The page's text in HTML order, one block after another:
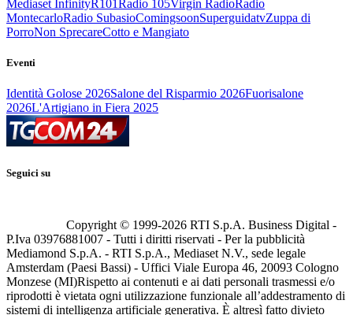
Mediaset InfinityR101 Radio 105Virgin RadioRadio
MontecarloRadio SubasioComingsoonSuperguidatvZuppa di
PorroNon SprecareCotto e Mangiato
Eventi
Identità Golose 2026Salone del Risparmio 2026Fuorisalone
2026L'Artigiano in Fiera 2025
Seguici su
Copyright © 1999-2026 RTI S.p.A. Business Digital -
P.Iva 03976881007 - Tutti i diritti riservati - Per la pubblicità
Mediamond S.p.A. - RTI S.p.A., Mediaset N.V., sede legale
Amsterdam (Paesi Bassi) - Uffici Viale Europa 46, 20093 Cologno
Monzese (MI)Rispetto ai contenuti e ai dati personali trasmessi e/o
riprodotti è vietata ogni utilizzazione funzionale all’addestramento di
sistemi di intelligenza artificiale generativa. È altresì fatto divieto